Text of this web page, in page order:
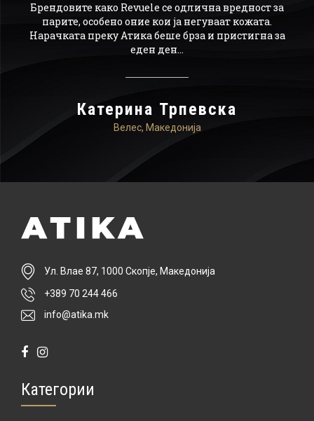
Брендовите како Revuele се одлична вредност за
парите, особено оние кои ја негуваат кожата.
Нарачката преку Атика беше брза и пристигна за
еден ден...
Катерина Трпевска
Велес, Македонија
Ул. Влае 87, 1000 Скопје, Македонија
+389 70 244 466
info@atika.mk
Категории